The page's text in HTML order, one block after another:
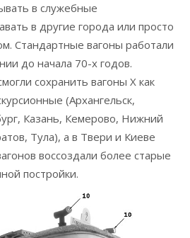
в служебные
в другие города или просто
Стандартные вагоны работали
до начала 70-х годов.
сохранить вагоны Х как
(Архангельск,
Казань, Кемерово, Нижний
Тула), а в Твери и Киеве
воссоздали более старые
постройки.